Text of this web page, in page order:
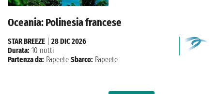
Oceania: Polinesia francese
STAR BREEZE
28 DIC 2026
Durata: 10 notti
Partenza da: Papeete Sbarco: Papeete